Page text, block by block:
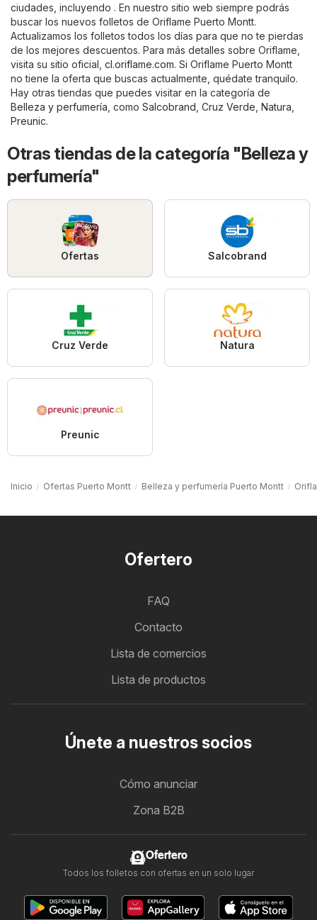
ciudades, incluyendo . En nuestro sitio web siempre podrás
buscar los nuevos folletos de Oriflame Puerto Montt.
Actualizamos los folletos todos los días para que no te pierdas
de los mejores descuentos. Para más detalles sobre Oriflame,
visita su sitio oficial, cl.oriflame.com. Si Oriflame Puerto Montt
no tiene la oferta que buscas actualmente, quédate tranquilo.
Hay otras tiendas que puedes visitar en la categoría de
Belleza y perfumería , como Salcobrand Cruz Verde Natura
Preunic.
Otras tiendas de la categoría "Belleza y
perfumería"
Ofertas Salcobrand
Cruz Verde Natura
Preunic
Inicio Ofertas Puerto Montt Belleza y perfumería Puerto Montt
Ofertero
FAQ
Contacto
Lista de comercios
Lista de productos
Únete a nuestros socios
Cómo anunciar
Zona B2B
Ofertero
Todos los folletos con ofertas en un solo lugar